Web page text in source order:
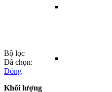
Bộ lọc
Đã chọn:
Đóng
Khối lượng